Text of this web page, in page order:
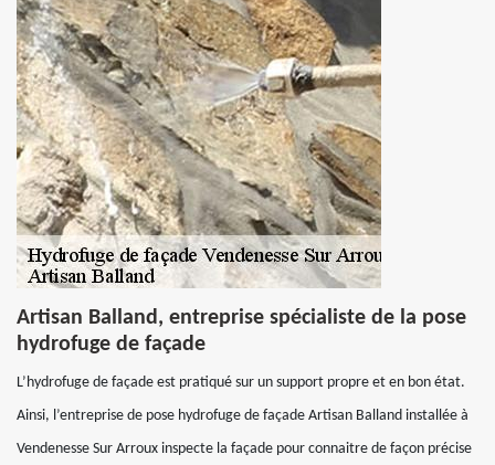
Artisan Balland, entreprise spécialiste de la pose
hydrofuge de façade
L’hydrofuge de façade est pratiqué sur un support propre et en bon état.
Ainsi, l’entreprise de pose hydrofuge de façade Artisan Balland installée à
Vendenesse Sur Arroux inspecte la façade pour connaitre de façon précise